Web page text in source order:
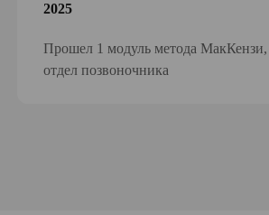
2025
Прошел 1 модуль метода
отдел позвоночника